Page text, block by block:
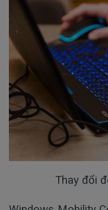
Thay đổi